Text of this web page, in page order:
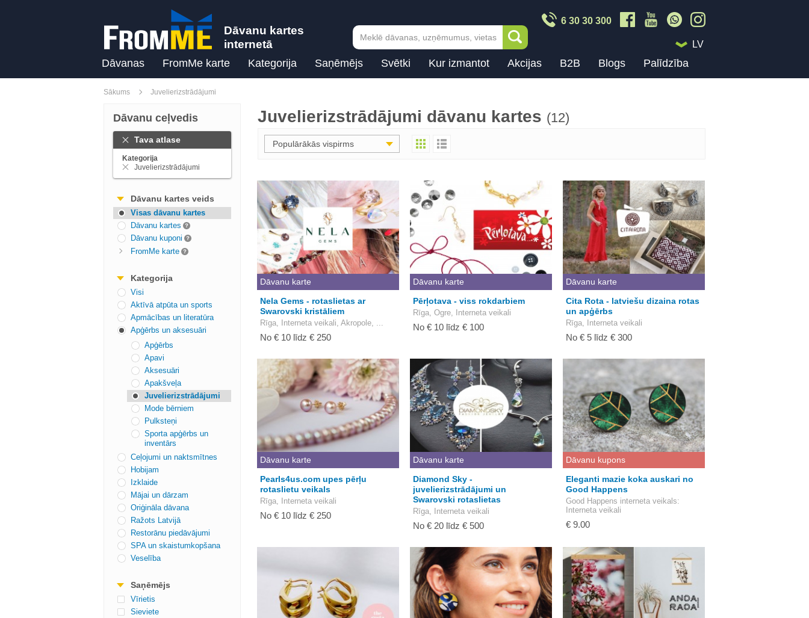
Dāvanu kartes
internetā
6 30 30 300
LV
Dāvanas FromMe karte Kategorija Saņēmējs Svētki Kur izmantot Akcijas B2B Blogs Palīdzība
Sākums Juvelierizstrādājumi
Dāvanu ceļvedis
Tava atlase
Kategorija
Juvelierizstrādājumi
Dāvanu kartes veids
Visas dāvanu kartes
Dāvanu kartes
Dāvanu kuponi
FromMe karte
Kategorija
Visi
Aktīvā atpūta un sports
Apmācības un literatūra
Apģērbs un aksesuāri
Apģērbs
Apavi
Aksesuāri
Apakšveļa
Juvelierizstrādājumi
Mode bērniem
Pulksteņi
Sporta apģērbs un
inventārs
Ceļojumi un naktsmītnes
Hobijam
Izklaide
Mājai un dārzam
Oriģināla dāvana
Ražots Latvijā
Restorānu piedāvājumi
SPA un skaistumkopšana
Veselība
Saņēmējs
Vīrietis
Sieviete
Juvelierizstrādājumi dāvanu kartes (12)
Populārākās vispirms
Dāvanu karte
Nela Gems - rotaslietas ar
Swarovski kristāliem
Rīga, Interneta veikali, Akropole, ...
No € 10 līdz € 250
Dāvanu karte
Pērļotava - viss rokdarbiem
Rīga, Ogre, Interneta veikali
No € 10 līdz € 100
Dāvanu karte
Cita Rota - latviešu dizaina rotas
un apģērbs
Rīga, Interneta veikali
No € 5 līdz € 300
Dāvanu karte
Pearls4us.com upes pērļu
rotaslietu veikals
Rīga, Interneta veikali
No € 10 līdz € 250
Dāvanu karte
Diamond Sky -
juvelierizstrādājumi un
Swarovski rotaslietas
Rīga, Interneta veikali
No € 20 līdz € 500
Dāvanu kupons
Eleganti mazie koka auskari no
Good Happens
Good Happens interneta veikals:
Interneta veikali
€ 9.00